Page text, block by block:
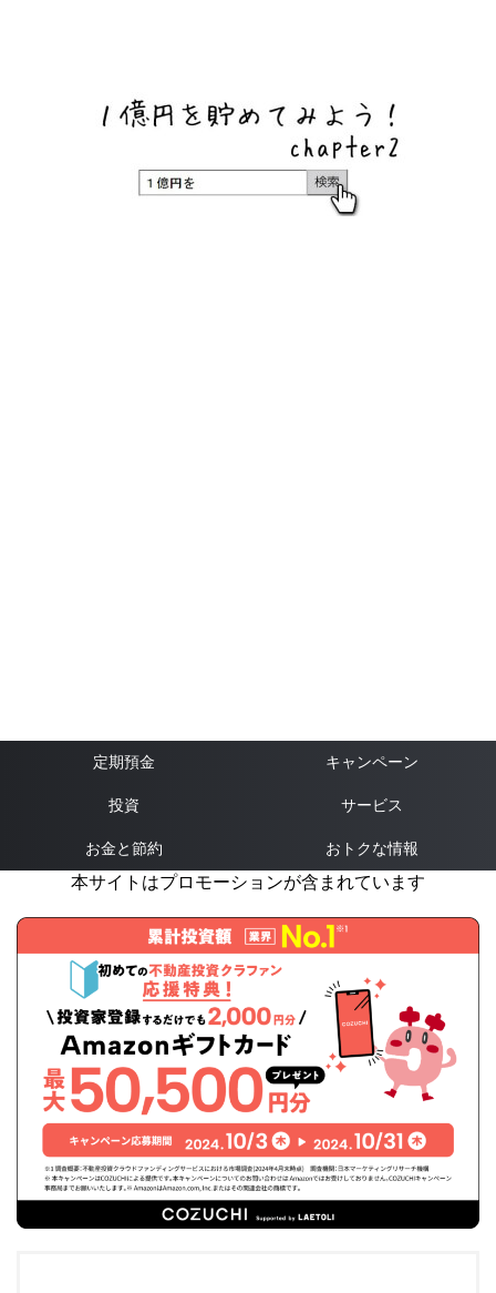
定期預金 キャンペーン
投資 サービス
お金と節約 おトクな情報
本サイトはプロモーションが含まれています